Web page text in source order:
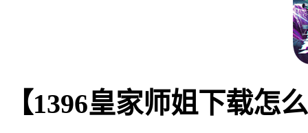
【1396皇家师姐下载怎